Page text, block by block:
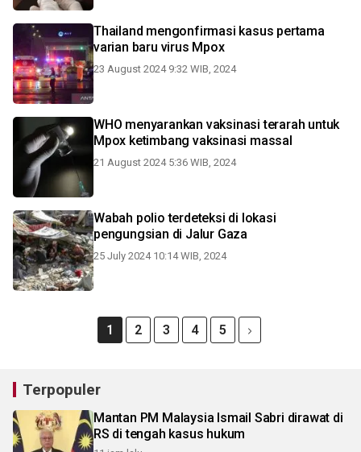
Thailand mengonfirmasi kasus pertama
varian baru virus Mpox
23 August 2024 9:32 WIB, 2024
WHO menyarankan vaksinasi terarah untuk
Mpox ketimbang vaksinasi massal
21 August 2024 5:36 WIB, 2024
Wabah polio terdeteksi di lokasi
pengungsian di Jalur Gaza
25 July 2024 10:14 WIB, 2024
1 2 3 4 5
Terpopuler
Mantan PM Malaysia Ismail Sabri dirawat di
RS di tengah kasus hukum